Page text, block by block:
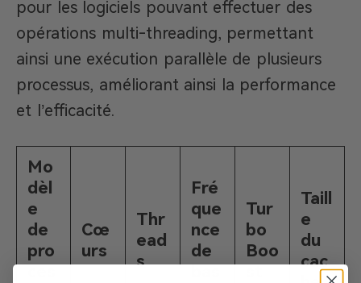
pour les logiciels pouvant effectuer des
opérations multi-threading, permettant
ainsi une exécution parallèle de plusieurs
processus, améliorant ainsi la performance
et l’efficacité.
Mo
dèl
e
de
pro
ces
Cœ
urs
Thr
ead
s
Fré
que
nce
de
bas
Tur
bo
Boo
st
Taill
e
du
cac